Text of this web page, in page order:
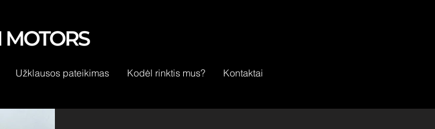
Užklausos pateikimas Kodėl rinktis mus? Kontaktai